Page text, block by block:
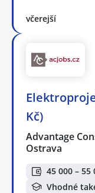
včerejší
Kč)
Advantage
Ostrava
45 000 – 55
Vhodné